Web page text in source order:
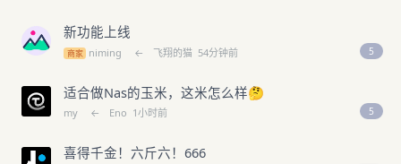
新功能上线
商家 niming ← 飞翔的猫 54分钟前 5
适合做Nas的玉米，这米怎么样🤔
my ← Eno 1小时前 5
喜得千金！六斤六！666